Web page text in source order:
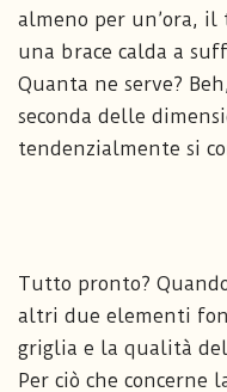
almeno per un’ora, il
una brace calda a
Quanta ne serve?
seconda delle
tendenzialmente si
Tutto pronto?
altri due elementi
griglia e la qualità
Per ciò che concerne